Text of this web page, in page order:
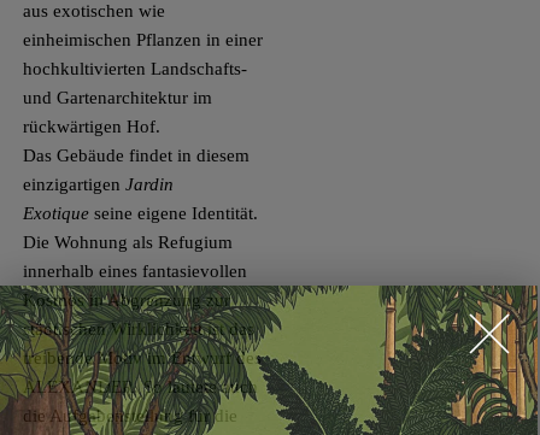
aus exotischen wie
einheimischen Pflanzen in einer
hochkultivierten Landschafts­-
und Gartenarchitektur im
rückwärtigen Hof.
Das Gebäude findet in diesem
einzigartigen Jardin
Exotiqueseine eigene Identität.
Die Wohnung als Refugium
innerhalb eines fantasievollen
Kosmos in Abgrenzung zur
städtischen Wirklichkeit ist das
treibende Motiv im Entwurf des
ALEXANDER. So lautete auch
die Aufgabenstellung für die